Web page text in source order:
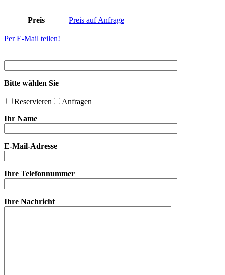
Preis Preis auf Anfrage
Per E-Mail teilen!
Bitte wählen Sie
Reservieren
Anfragen
Ihr Name
E-Mail-Adresse
Ihre Telefonnummer
Ihre Nachricht